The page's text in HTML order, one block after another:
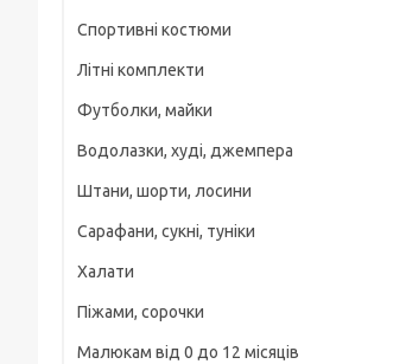
Футболки
Літні комплекти
Шорти, бріджі, треси
Малюки
Водолазки, худі, джемпера
Костюми
Спортивні костюми
Хлопчикам
Дівчаткам
Літні комплекти
Хлопчикам
Дівчаткам
Футболки, майки
Хлопчикам
Дівчаткам
Водолазки, худі, джемпера
Хлопчикам
Дівчаткам
Штани, шорти, лосини
Спортивні штани та підштанці
Шорти, Бриджі
Лосини, легінси, треси
Сарафани, сукні, туніки
Халати
Піжами, сорочки
Хлопчикам
Малюкам від 0 до 12 місяців